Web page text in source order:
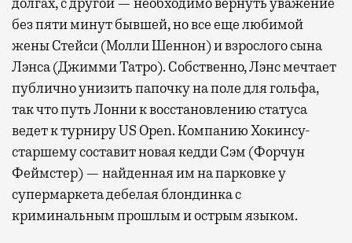
без пяти минут бывшей, но все еще любимой
жены Стейси (Молли Шеннон) и взрослого сына
Лэнса (Джимми Татро). Собственно, Лэнс мечтает
публично унизить папочку на поле для гольфа,
так что путь Лонни к восстановлению статуса
ведет к турниру US Open. Компанию Хокинсу-
старшему составит новая кедди Сэм (Форчун
Феймстер) — найденная им на парковке у
супермаркета дебелая блондинка с
криминальным прошлым и острым языком.